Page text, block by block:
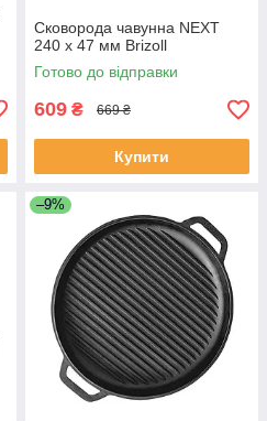
Сковорода чавунна NEXT
240 х 47 мм Brizoll
Готово до відправки
609 ₴ 669 ₴
Купити
–9%